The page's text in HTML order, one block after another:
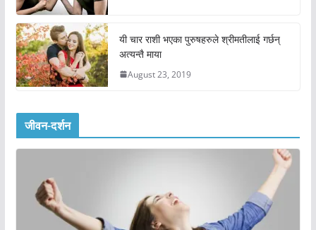
यी चार राशी भएका पुरुषहरुले श्रीमतीलाई गर्छन्
अत्यन्तै माया
August 23, 2019
जीवन-दर्शन